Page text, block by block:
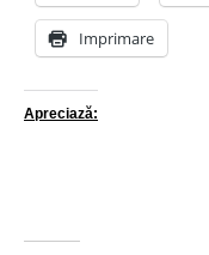
Imprimare
Apreciază: